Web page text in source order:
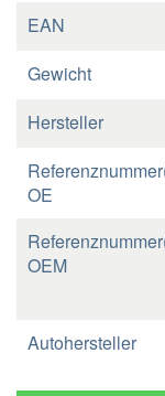
EAN
Gewicht
Hersteller
OE
OEM
Autohersteller